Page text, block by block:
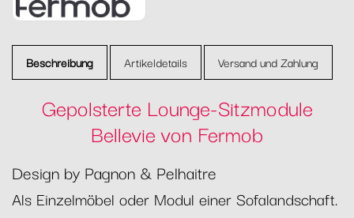
Beschreibung Artikeldetails Versand und Zahlung
Gepolsterte Lounge-Sitzmodule
Bellevie von Fermob
Design by Pagnon & Pelhaitre
Als Einzelmöbel oder Modul einer Sofalandschaft.